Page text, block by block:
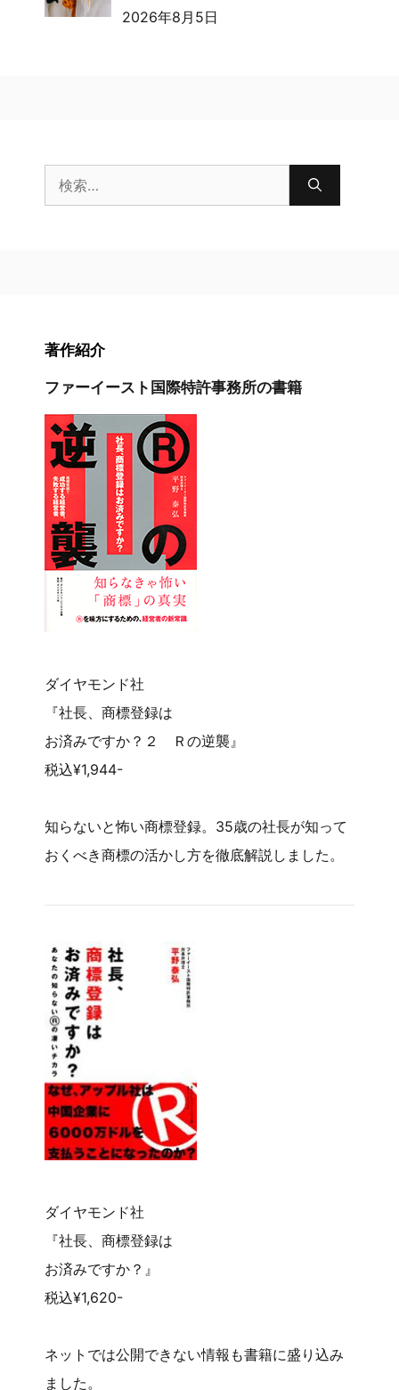
2026年8月5日
索:
著作紹介
ファーイースト国際特許事務所の書籍
ダイヤモンド社
『社長、商標登録は
お済みですか？２ Ｒの逆襲』
税込¥1,944-
知らないと怖い商標登録。35歳の社長が知って
おくべき商標の活かし方を徹底解説しました。
ダイヤモンド社
『社長、商標登録は
お済みですか？』
税込¥1,620-
ネットでは公開できない情報も書籍に盛り込み
ました。